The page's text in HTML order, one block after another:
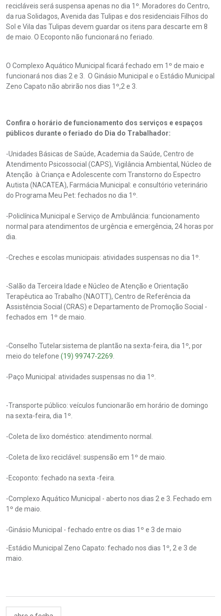
recicláveis será suspensa apenas no dia 1º. Moradores do Centro,
da rua Solidagos, Avenida das Tulipas e dos residenciais Filhos do
Sol e Vila das Tulipas devem guardar os itens para descarte em 8
de maio. O Ecoponto não funcionará no feriado.
O Complexo Aquático Municipal ficará fechado em 1º de maio e
funcionará nos dias 2 e 3. O Ginásio Municipal e o Estádio Municipal
Zeno Capato não abrirão nos dias 1º,2 e 3.
Confira o horário de funcionamento dos serviços e espaços
públicos durante o feriado do Dia do Trabalhador:
-Unidades Básicas de Saúde, Academia da Saúde, Centro de
Atendimento Psicossocial (CAPS), Vigilância Ambiental, Núcleo de
Atenção à Criança e Adolescente com Transtorno do Espectro
Autista (NACATEA), Farmácia Municipal: e consultório veterinário
do Programa Meu Pet: fechados no dia 1º.
-Policlínica Municipal e Serviço de Ambulância: funcionamento
normal para atendimentos de urgência e emergência, 24 horas por
dia.
-Creches e escolas municipais: atividades suspensas no dia 1º.
-Salão da Terceira Idade e Núcleo de Atenção e Orientação
Terapêutica ao Trabalho (NAOTT), Centro de Referência da
Assistência Social (CRAS) e Departamento de Promoção Social -
fechados em 1º de maio.
-Conselho Tutelar:sistema de plantão na sexta-feira, dia 1º, por
meio do telefone (19) 99747-2269.
-Paço Municipal: atividades suspensas no dia 1º.
-Transporte público: veículos funcionarão em horário de domingo
na sexta-feira, dia 1º.
-Coleta de lixo doméstico: atendimento normal.
-Coleta de lixo reciclável: suspensão em 1º de maio.
-Ecoponto: fechado na sexta -feira.
-Complexo Aquático Municipal - aberto nos dias 2 e 3. Fechado em
1º de maio.
-Ginásio Municipal - fechado entre os dias 1º e 3 de maio
-Estádio Municipal Zeno Capato: fechado nos dias 1º, 2 e 3 de
maio.